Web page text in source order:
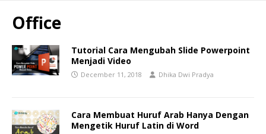
Office
Tutorial Cara Mengubah Slide Powerpoint
Menjadi Video
December 11, 2018 Dhika Dwi Pradya
Cara Membuat Huruf Arab Hanya Dengan
Mengetik Huruf Latin di Word